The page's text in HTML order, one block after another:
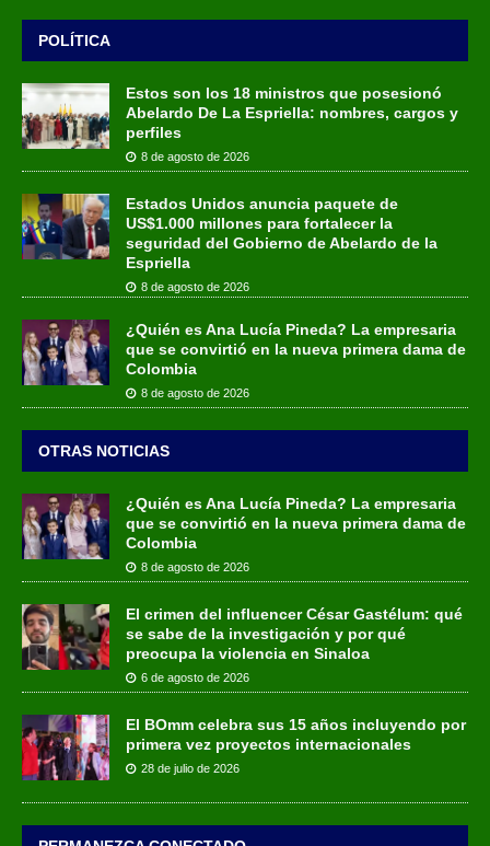
POLÍTICA
Estos son los 18 ministros que posesionó
Abelardo De La Espriella: nombres, cargos y
perfiles
8 de agosto de 2026
Estados Unidos anuncia paquete de
US$1.000 millones para fortalecer la
seguridad del Gobierno de Abelardo de la
Espriella
8 de agosto de 2026
¿Quién es Ana Lucía Pineda? La empresaria
que se convirtió en la nueva primera dama de
Colombia
8 de agosto de 2026
OTRAS NOTICIAS
¿Quién es Ana Lucía Pineda? La empresaria
que se convirtió en la nueva primera dama de
Colombia
8 de agosto de 2026
El crimen del influencer César Gastélum: qué
se sabe de la investigación y por qué
preocupa la violencia en Sinaloa
6 de agosto de 2026
El BOmm celebra sus 15 años incluyendo por
primera vez proyectos internacionales
28 de julio de 2026